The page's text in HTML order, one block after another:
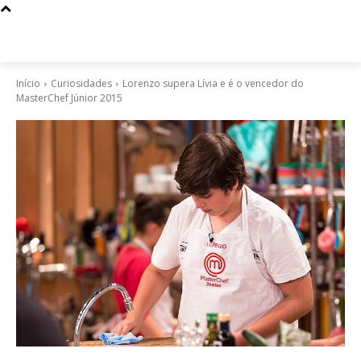
Início Curiosidades
Lorenzo supera Lívia e é o vencedor do
MasterChef Júnior 2015